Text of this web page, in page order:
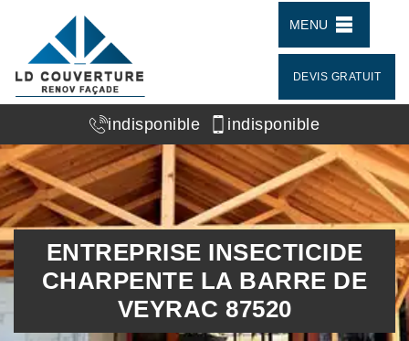
MENU
DEVIS GRATUIT
indisponible indisponible
ENTREPRISE INSECTICIDE
CHARPENTE LA BARRE DE
VEYRAC 87520